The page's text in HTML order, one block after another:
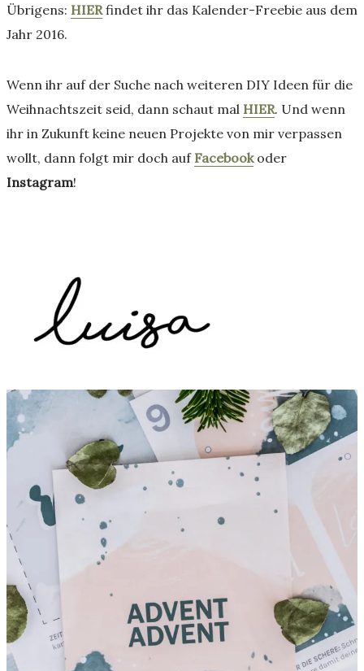
Übrigens: HIERfindet ihr das Kalender-Freebie aus dem
Jahr 2016.
Wenn ihr auf der Suche nach weiteren DIY Ideen für die
Weihnachtszeit seid, dann schaut mal HIER. Und wenn
ihr in Zukunft keine neuen Projekte von mir verpassen
wollt, dann folgt mir doch auf Facebookoder
Instagram!